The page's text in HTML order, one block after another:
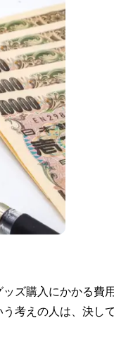
ズ購入にかかる費
考えの人は、決し